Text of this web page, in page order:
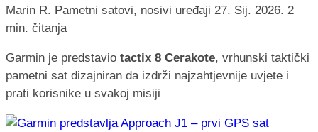
Marin R. Pametni satovi, nosivi uređaji 27. Sij. 2026. 2
min. čitanja
Garmin je predstavio tactix 8 Cerakote, vrhunski taktički
pametni sat dizajniran da izdrži najzahtjevnije uvjete i
prati korisnike u svakoj misiji